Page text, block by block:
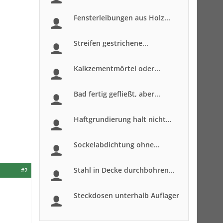
#2
Fensterleibungen aus Holz...
Streifen gestrichene...
Kalkzementmörtel oder...
Bad fertig gefließt, aber...
Haftgrundierung halt nicht...
Sockelabdichtung ohne...
Stahl in Decke durchbohren...
Steckdosen unterhalb Auflager